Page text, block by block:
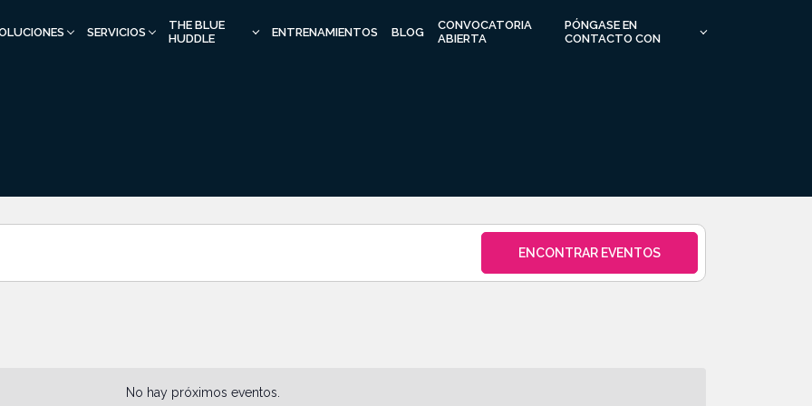
SERVICIOS
THE BLUE
HUDDLE
ENTRENAMIENTOS BLOG
CONVOCATORIA
ABIERTA
PÓNGASE EN
CONTACTO CON
No hay próximos eventos.
ENCONTRAR EVENTOS
Evento
Vistas